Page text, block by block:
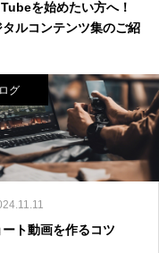
を始めたい方へ！
タルコンテンツ集のご紹
グ
ート動画を作るコツ